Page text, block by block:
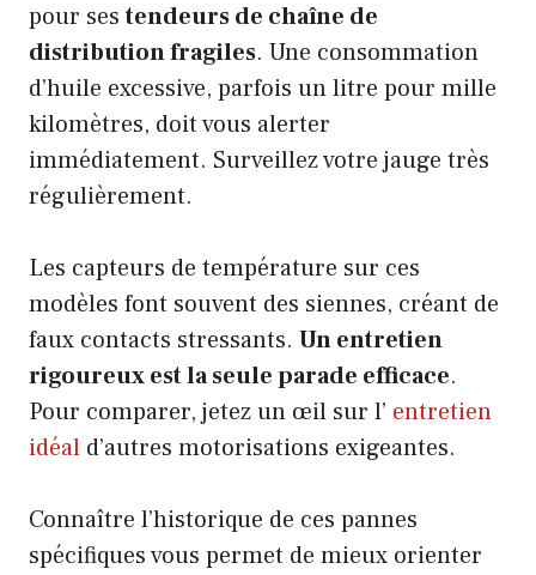
pour sestendeurs de chaîne de
distribution fragiles. Une consommation
d’huile excessive, parfois un litre pour mille
kilomètres, doit vous alerter
immédiatement. Surveillez votre jauge très
régulièrement.
Les capteurs de température sur ces
modèles font souvent des siennes, créant de
faux contacts stressants. Un entretien
rigoureux est la seule parade efficace.
Pour comparer, jetez un œil sur l’ entretien
idéal d’autres motorisations exigeantes.
Connaître l’historique de ces pannes
spécifiques vous permet de mieux orienter